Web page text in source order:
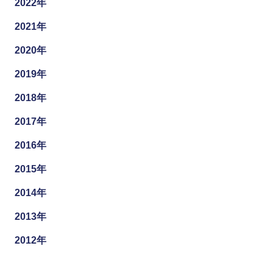
2022年
2021年
2020年
2019年
2018年
2017年
2016年
2015年
2014年
2013年
2012年